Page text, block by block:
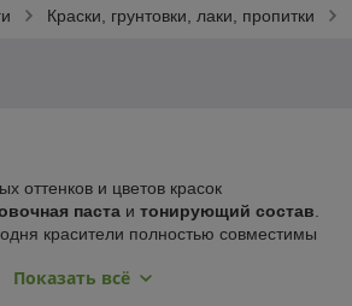
Краски, грунтовки, лаки, пропитки
оттенков и цветов красок
паста и тонирующий состав
красители полностью совместимы
эмульсий, красок на масляной основе и
Показать всё